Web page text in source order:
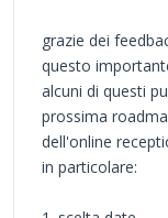
grazie dei
questo
alcuni di questi
prossima
dell'online
in particolare: